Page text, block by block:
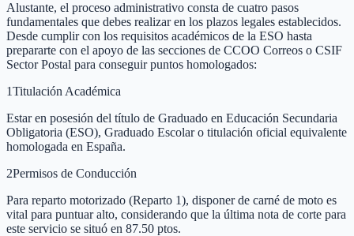
Alustante, el proceso administrativo consta de cuatro pasos
fundamentales que debes realizar en los plazos legales establecidos.
Desde cumplir con los requisitos académicos de la ESO hasta
prepararte con el apoyo de las secciones de CCOO Correos o CSIF
Sector Postal para conseguir puntos homologados:
1Titulación Académica
Estar en posesión del título de Graduado en Educación Secundaria
Obligatoria (ESO), Graduado Escolar o titulación oficial equivalente
homologada en España.
2Permisos de Conducción
Para reparto motorizado (Reparto 1), disponer de carné de moto es
vital para puntuar alto, considerando que la última nota de corte para
este servicio se situó en 87.50 ptos.